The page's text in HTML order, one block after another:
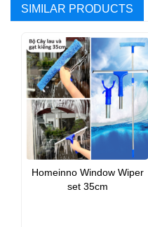
SIMILAR PRODUCTS
Homeinno Window Wiper
set 35cm